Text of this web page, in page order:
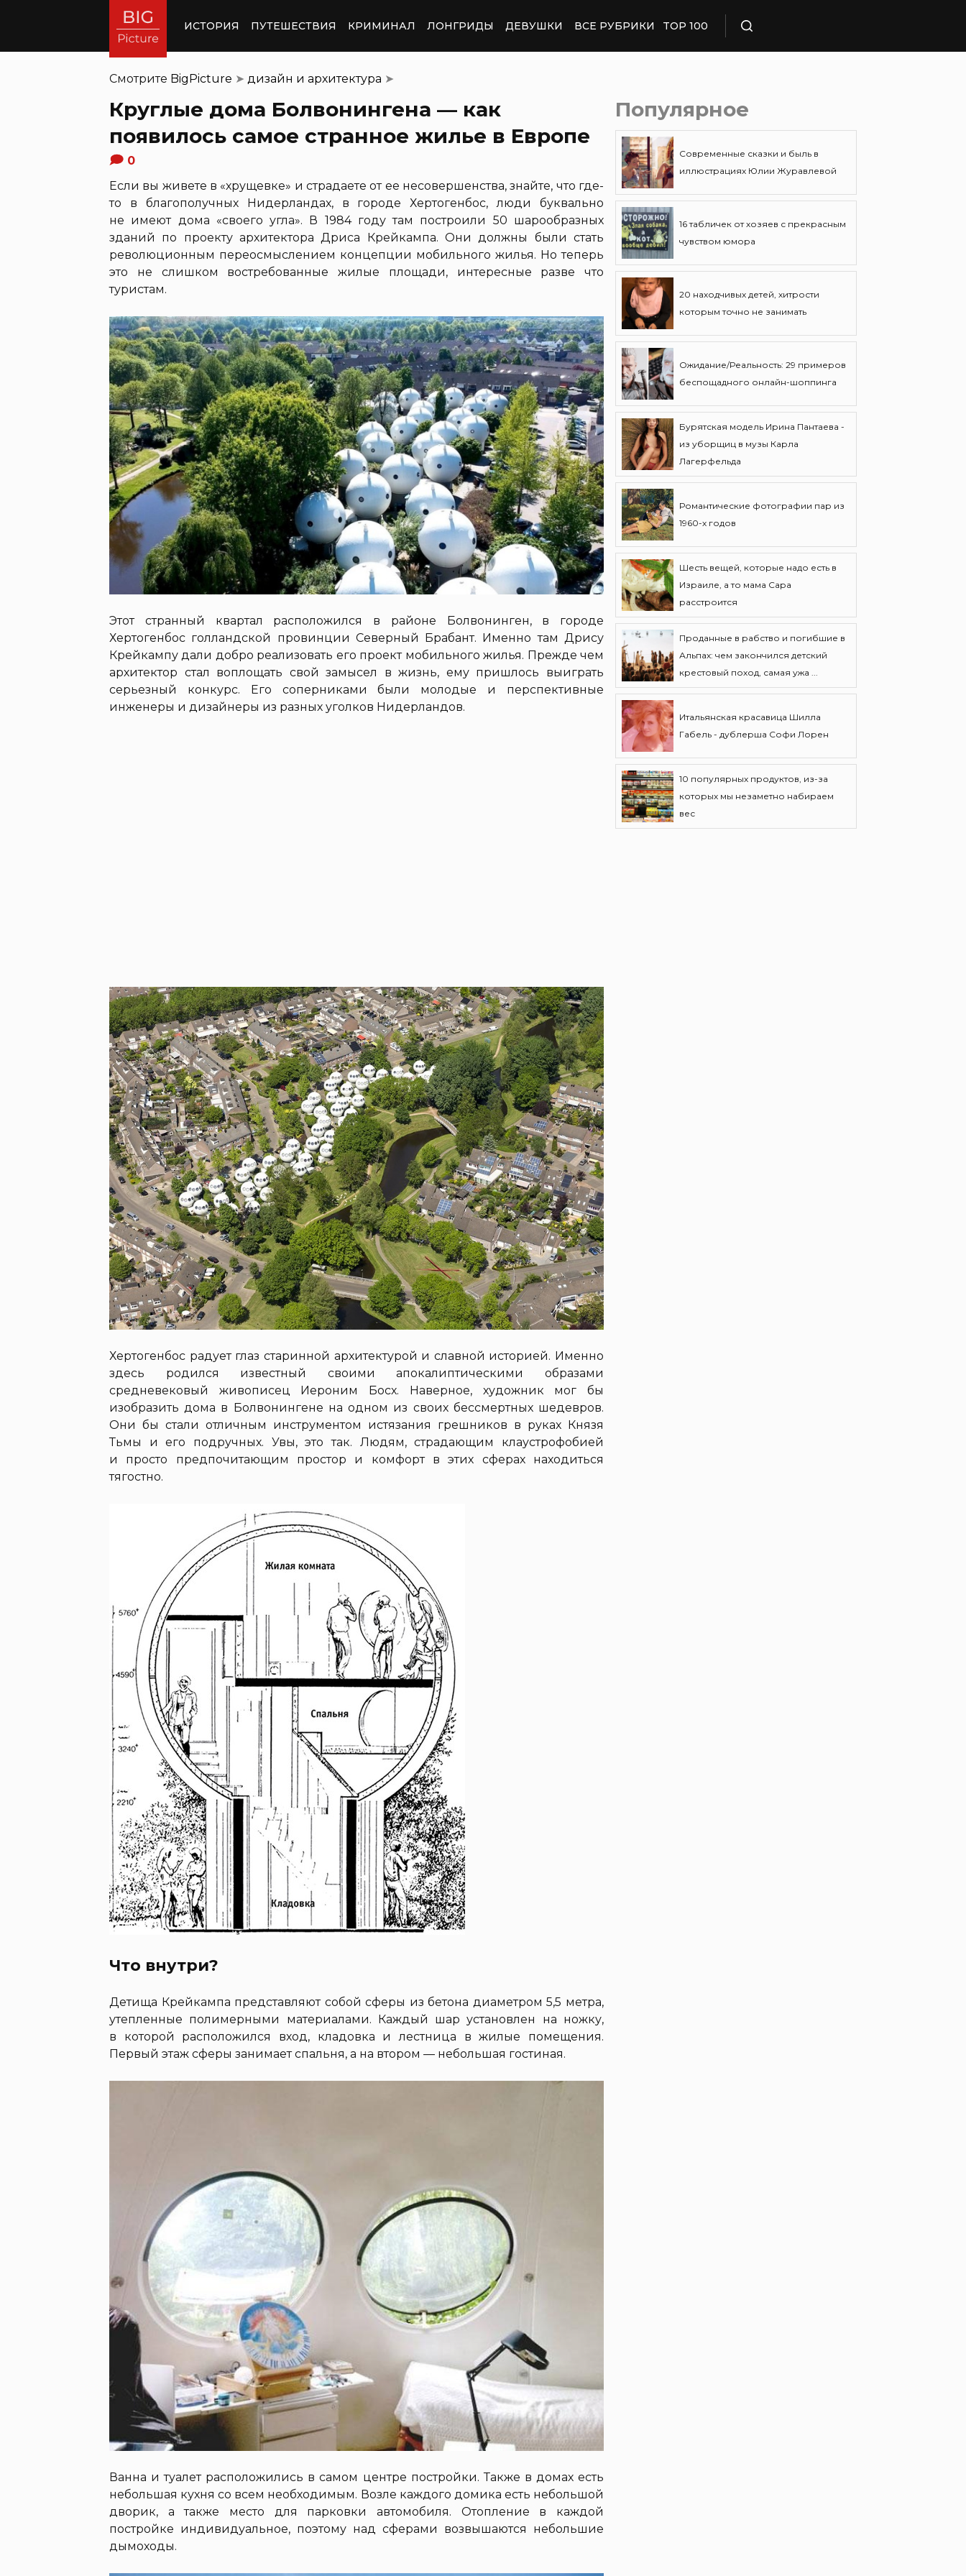
ИСТОРИЯ ПУТЕШЕСТВИЯ КРИМИНАЛ ЛОНГРИДЫ ДЕВУШКИ ВСЕ РУБРИКИ TOP 100
Смотрите BigPicture ➤ дизайн и архитектура ➤
Круглые дома Болвонингена — как
появилось самое странное жилье в Европе
0
Если вы живете в «хрущевке» и страдаете от ее несовершенства, знайте, что где-
то в благополучных Нидерландах, в городе Хертогенбос, люди буквально
не имеют дома «своего угла». В 1984 году там построили 50 шарообразных
зданий по проекту архитектора Дриса Крейкампа. Они должны были стать
революционным переосмыслением концепции мобильного жилья. Но теперь
это не слишком востребованные жилые площади, интересные разве что
туристам.
Этот странный квартал расположился в районе Болвонинген, в городе
Хертогенбос голландской провинции Северный Брабант. Именно там Дрису
Крейкампу дали добро реализовать его проект мобильного жилья. Прежде чем
архитектор стал воплощать свой замысел в жизнь, ему пришлось выиграть
серьезный конкурс. Его соперниками были молодые и перспективные
инженеры и дизайнеры из разных уголков Нидерландов.
Хертогенбос радует глаз старинной архитектурой и славной историей. Именно
здесь родился известный своими апокалиптическими образами
средневековый живописец Иероним Босх. Наверное, художник мог бы
изобразить дома в Болвонингене на одном из своих бессмертных шедевров.
Они бы стали отличным инструментом истязания грешников в руках Князя
Тьмы и его подручных. Увы, это так. Людям, страдающим клаустрофобией
и просто предпочитающим простор и комфорт в этих сферах находиться
тягостно.
Что внутри?
Детища Крейкампа представляют собой сферы из бетона диаметром 5,5 метра,
утепленные полимерными материалами. Каждый шар установлен на ножку,
в которой расположился вход, кладовка и лестница в жилые помещения.
Первый этаж сферы занимает спальня, а на втором — небольшая гостиная.
Ванна и туалет расположились в самом центре постройки. Также в домах есть
небольшая кухня со всем необходимым. Возле каждого домика есть небольшой
дворик, а также место для парковки автомобиля. Отопление в каждой
постройке индивидуальное, поэтому над сферами возвышаются небольшие
дымоходы.
Популярное
Современные сказки и быль в
иллюстрациях Юлии Журавлевой
16 табличек от хозяев с прекрасным
чувством юмора
20 находчивых детей, хитрости
которым точно не занимать
Ожидание/Реальность: 29 примеров
беспощадного онлайн-шоппинга
Бурятская модель Ирина Пантаева -
из уборщиц в музы Карла
Лагерфельда
Романтические фотографии пар из
1960-х годов
Шесть вещей, которые надо есть в
Израиле, а то мама Сара
расстроится
Проданные в рабство и погибшие в
Альпах: чем закончился детский
крестовый поход, самая ужа ...
Итальянская красавица Шилла
Габель - дублерша Софи Лорен
10 популярных продуктов, из-за
которых мы незаметно набираем
вес